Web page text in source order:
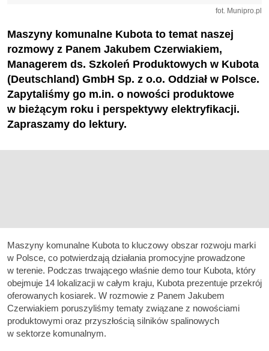
fot. Munipro.pl
Maszyny komunalne Kubota to temat naszej
rozmowy z Panem Jakubem Czerwiakiem,
Managerem ds. Szkoleń Produktowych w Kubota
(Deutschland) GmbH Sp. z o.o. Oddział w Polsce.
Zapytaliśmy go m.in. o nowości produktowe
w bieżącym roku i perspektywy elektryfikacji.
Zapraszamy do lektury.
Maszyny komunalne Kubota to kluczowy obszar rozwoju marki
w Polsce, co potwierdzają działania promocyjne prowadzone
w terenie. Podczas trwającego właśnie demo tour Kubota, który
obejmuje 14 lokalizacji w całym kraju, Kubota prezentuje przekrój
oferowanych kosiarek. W rozmowie z Panem Jakubem
Czerwiakiem poruszyliśmy tematy związane z nowościami
produktowymi oraz przyszłością silników spalinowych
w sektorze komunalnym.